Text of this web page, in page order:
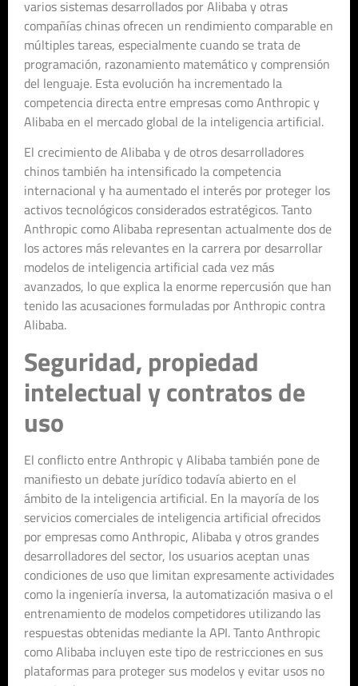
varios sistemas desarrollados por Alibaba y otras
compañías chinas ofrecen un rendimiento comparable en
múltiples tareas, especialmente cuando se trata de
programación, razonamiento matemático y comprensión
del lenguaje. Esta evolución ha incrementado la
competencia directa entre empresas como Anthropic y
Alibaba en el mercado global de la inteligencia artificial.
El crecimiento de Alibaba y de otros desarrolladores
chinos también ha intensificado la competencia
internacional y ha aumentado el interés por proteger los
activos tecnológicos considerados estratégicos. Tanto
Anthropic como Alibaba representan actualmente dos de
los actores más relevantes en la carrera por desarrollar
modelos de inteligencia artificial cada vez más
avanzados, lo que explica la enorme repercusión que han
tenido las acusaciones formuladas por Anthropic contra
Alibaba.
Seguridad, propiedad
intelectual y contratos de
uso
El conflicto entre Anthropic y Alibaba también pone de
manifiesto un debate jurídico todavía abierto en el
ámbito de la inteligencia artificial. En la mayoría de los
servicios comerciales de inteligencia artificial ofrecidos
por empresas como Anthropic, Alibaba y otros grandes
desarrolladores del sector, los usuarios aceptan unas
condiciones de uso que limitan expresamente actividades
como la ingeniería inversa, la automatización masiva o el
entrenamiento de modelos competidores utilizando las
respuestas obtenidas mediante la API. Tanto Anthropic
como Alibaba incluyen este tipo de restricciones en sus
plataformas para proteger sus modelos y evitar usos no